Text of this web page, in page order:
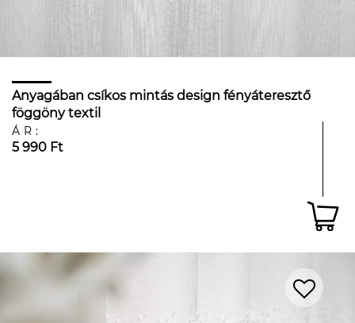
Anyagában csíkos mintás design fényáteresztő
föggöny textil
ÁR:
5 990 Ft